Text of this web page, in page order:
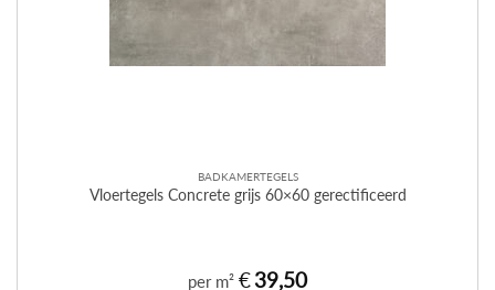
BADKAMERTEGELS
Vloertegels Concrete grijs 60×60 gerectificeerd
per m² €39,50